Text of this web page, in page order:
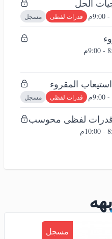
الحل
قدرات لفظى مسجل
المقروء
قدرات لفظى مسجل
قدرات لفظى محوسب
مسجل